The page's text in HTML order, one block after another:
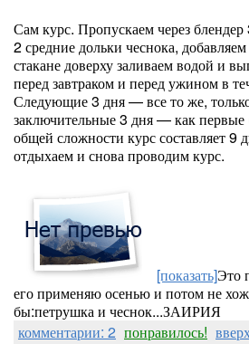
Сам курс. Пропускаем через
2 средние дольки чеснока,
стакане доверху заливаем водой и
перед завтраком и перед ужином в
Следующие 3 дня — все то же,
заключительные 3 дня — как первые
общей сложности курс составляет 9
отдыхаем и снова проводим курс.
[показать]Это
его применяю осенью и потом не
бы:петрушка и чеснок...ЗАИРИЯ
комментарии: 2 понравилось!